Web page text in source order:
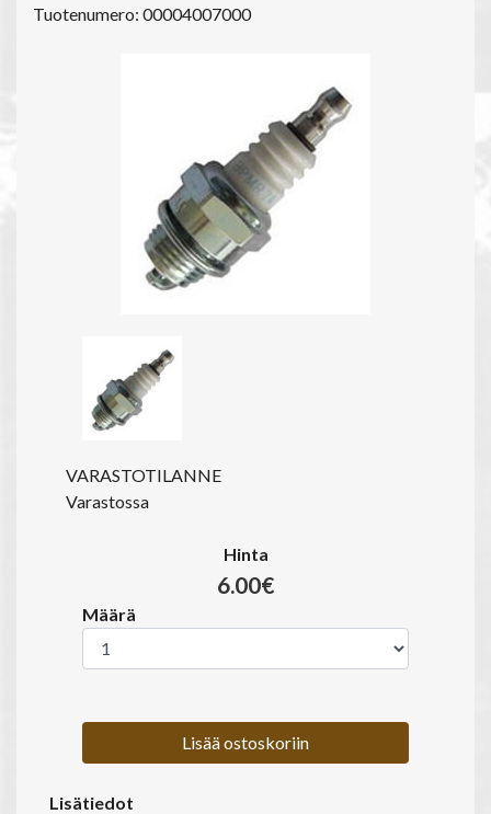
Tuotenumero: 00004007000
VARASTOTILANNE
Varastossa
Hinta
6.00€
Määrä
Lisää ostoskoriin
Lisätiedot